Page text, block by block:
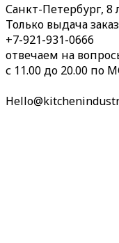
Санкт-Петербург, 8
Только выдача
+7-921-931-0666
отвечаем на
с 11.00 до 20.00 по